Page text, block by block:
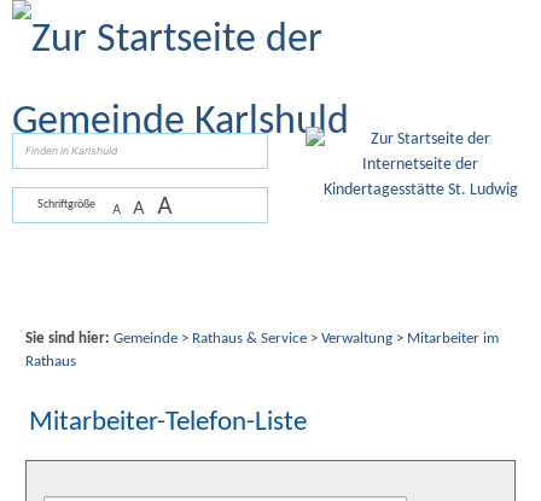
Zum Inhalt
Schriftgröße A A A
Sie sind hier: Gemeinde> Rathaus & Service> Verwaltung> Mitarbeiter im
Rathaus
Mitarbeiter-Telefon-Liste